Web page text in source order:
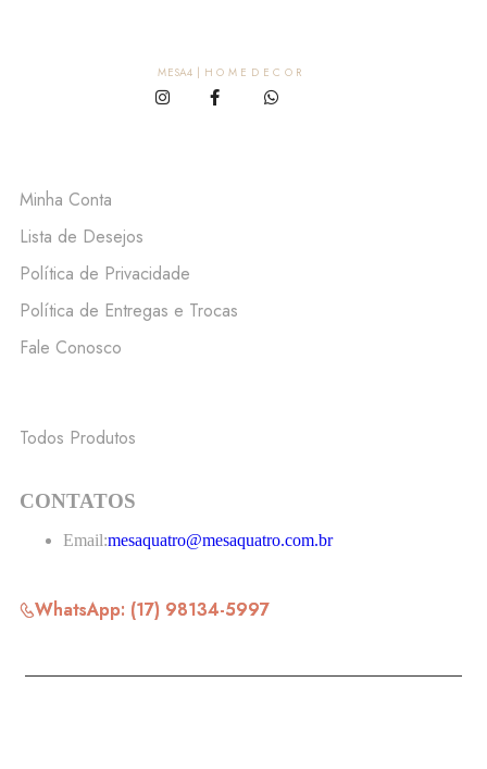
MESA4 | H O M E D E C O R
Minha Conta
Lista de Desejos
Política de Privacidade
Política de Entregas e Trocas
Fale Conosco
Todos Produtos
CONTATOS
Email:mesaquatro@mesaquatro.com.br
WhatsApp: (17) 98134-5997